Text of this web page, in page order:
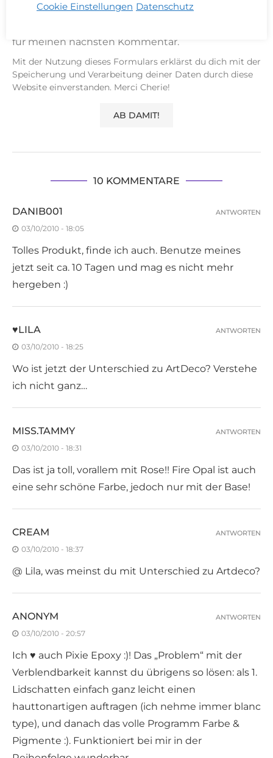
für meinen nächsten Kommentar.
Mit der Nutzung dieses Formulars erklärst du dich mit der
Speicherung und Verarbeitung deiner Daten durch diese
Website einverstanden. Merci Cherie!
10 KOMMENTARE
DANIB001
03/10/2010 - 18:05
Tolles Produkt, finde ich auch. Benutze meines
jetzt seit ca. 10 Tagen und mag es nicht mehr
hergeben :)
ANTWORTEN
♥LILA
03/10/2010 - 18:25
Wo ist jetzt der Unterschied zu ArtDeco? Verstehe
ich nicht ganz…
ANTWORTEN
MISS.TAMMY
03/10/2010 - 18:31
Das ist ja toll, vorallem mit Rose!! Fire Opal ist auch
eine sehr schöne Farbe, jedoch nur mit der Base!
ANTWORTEN
CREAM
03/10/2010 - 18:37
@ Lila, was meinst du mit Unterschied zu Artdeco?
ANTWORTEN
ANONYM
03/10/2010 - 20:57
Ich ♥ auch Pixie Epoxy :)! Das „Problem“ mit der
Verblendbarkeit kannst du übrigens so lösen: als 1.
Lidschatten einfach ganz leicht einen
hauttonartigen auftragen (ich nehme immer blanc
type), und danach das volle Programm Farbe &
Pigmente :). Funktioniert bei mir in der
ANTWORTEN
Cookie Einstellungen Datenschutz